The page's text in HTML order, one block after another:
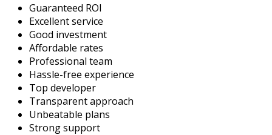
Guaranteed ROI
Excellent service
Good investment
Affordable rates
Professional team
Hassle-free experience
Top developer
Transparent approach
Unbeatable plans
Strong support